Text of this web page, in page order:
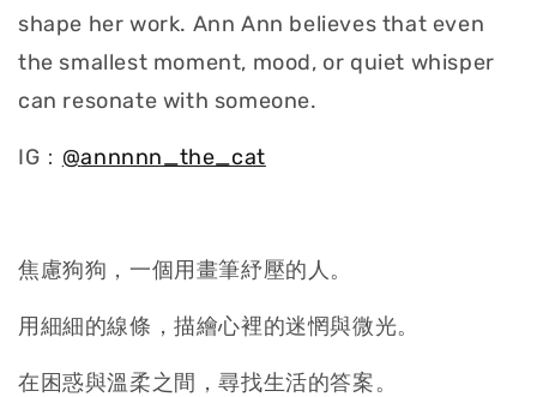
shape her work. Ann Ann believes that even
the smallest moment, mood, or quiet whisper
can resonate with someone.
IG： @annnnn_the_cat
焦慮狗狗，一個用畫筆紓壓的人。
用細細的線條，描繪心裡的迷惘與微光。
在困惑與溫柔之間，尋找生活的答案。